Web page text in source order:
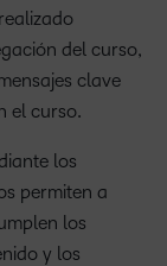
del curso,
clave
el curso.
los
permiten a
los
y los